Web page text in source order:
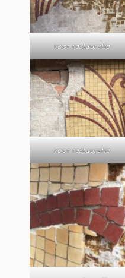
voor restauratie
voor restauratie